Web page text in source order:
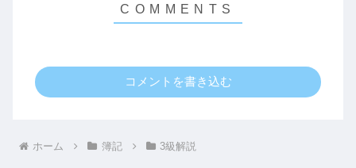
コメントを書き込む
ホーム 簿記 3級解説